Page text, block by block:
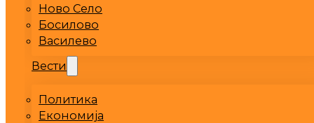
Ново Село
Босилово
Василево
Вести
Политика
Економија